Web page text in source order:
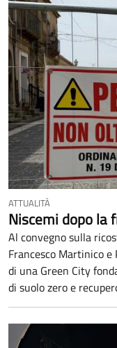
ATTUALITÀ
Niscemi dopo la
Al convegno sulla
Francesco Martinico e
di una Green City
di suolo zero e